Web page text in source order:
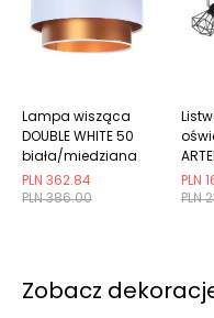
PLN 386.00
PLN 362.84
Lampa wisząca
DOUBLE WHITE 50
biała/miedziana
PLN
PLN
Zobacz